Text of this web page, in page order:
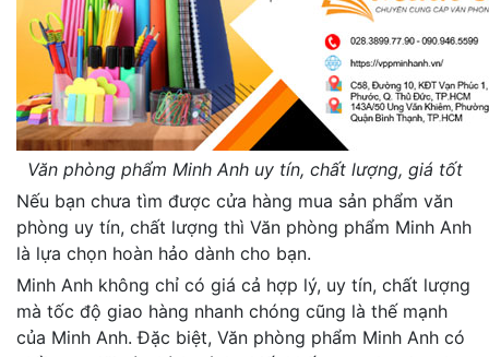
Văn phòng phẩm Minh Anh uy tín, chất lượng, giá tốt
Nếu bạn chưa tìm được cửa hàng mua sản phẩm văn
phòng uy tín, chất lượng thì Văn phòng phẩm Minh Anh
là lựa chọn hoàn hảo dành cho bạn.
Minh Anh không chỉ có giá cả hợp lý, uy tín, chất lượng
mà tốc độ giao hàng nhanh chóng cũng là thế mạnh
của Minh Anh. Đặc biệt, Văn phòng phẩm Minh Anh có